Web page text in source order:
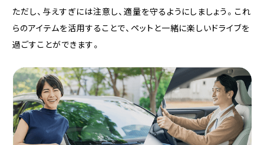
ただし、与えすぎには注意し、適量を守るようにしましょう。これ
らのアイテムを活用することで、ペットと一緒に楽しいドライブを
過ごすことができます。